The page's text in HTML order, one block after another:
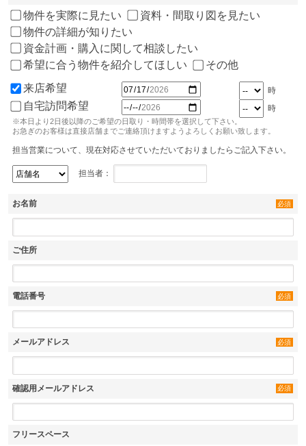
物件を実際に見たい
資料・間取り図を見たい
物件の詳細が知りたい
資金計画・購入に関して相談したい
希望に合う物件を紹介してほしい
その他
来店希望 時
自宅訪問希望 時
※本日より2日後以降のご希望の日取り・時間帯を選択して下さい。
お急ぎのお客様は直接店舗までご連絡頂けますようよろしくお願い致します。
担当営業について、現在対応させていただいておりましたらご記入下さい。
担当者：
お名前 必須
ご住所
電話番号 必須
メールアドレス 必須
確認用メールアドレス 必須
フリースペース